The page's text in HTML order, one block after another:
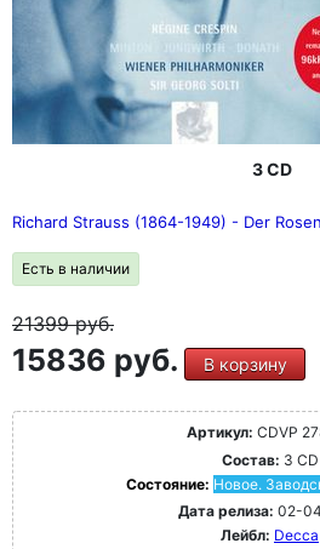
3 CD
Richard Strauss (1864-1949) - Der
Есть в наличии
21399руб.
15836 руб. В корзину
Артикул: CDVP
Состав: 3 CD
Состояние: Новое.
Дата релиза: 02-
Лейбл: Decca